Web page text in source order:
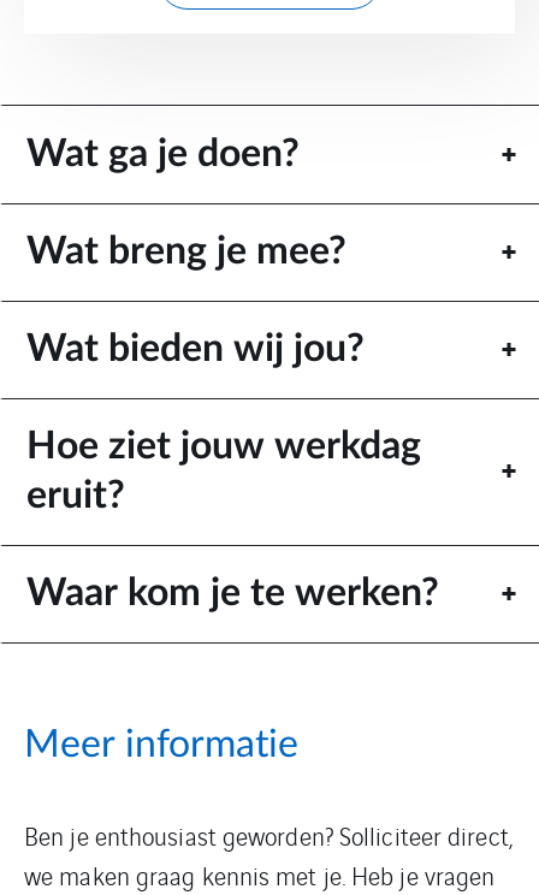
Wat ga je doen?
Wat breng je mee?
Wat bieden wij jou?
Hoe ziet jouw werkdag
eruit?
Waar kom je te werken?
Meer informatie
Ben je enthousiast geworden? Solliciteer direct,
we maken graag kennis met je. Heb je vragen